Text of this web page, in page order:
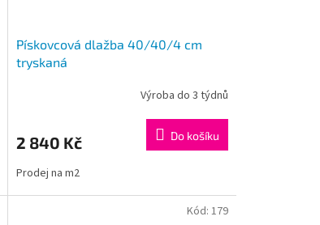
Pískovcová dlažba 40/40/4 cm
tryskaná
Výroba do 3 týdnů
2 840 Kč Do košíku
Prodej na m2
Kód: 179